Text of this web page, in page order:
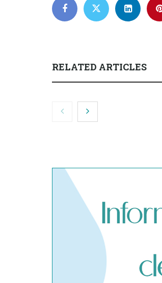
RELATED ARTICLES
El cofundador de Noctorial
adquiere Amadeux para
impulsar un modelo más claro
dentro del prop trading